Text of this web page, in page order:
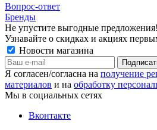
Вопрос-ответ
Бренды
Не упустите выгодные предложения!
Узнавайте о скидках и акциях
Новости магазина
Я согласен/согласна на получение
материалов и на обработку
Мы в социальных сетях
Вконтакте